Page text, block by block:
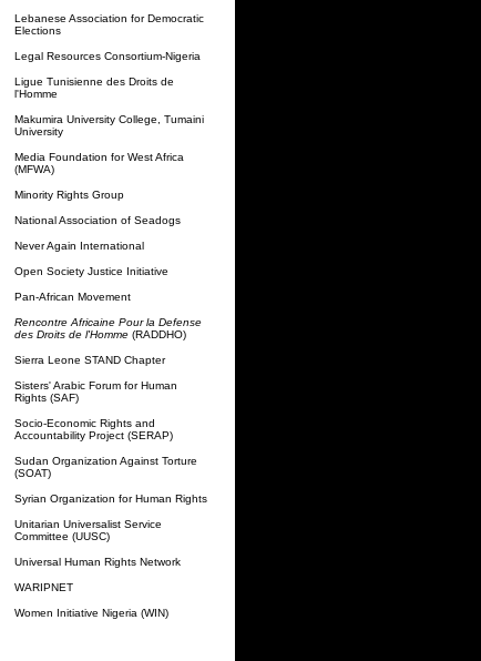
Lebanese Association for Democratic
Elections
Legal Resources Consortium-Nigeria
Ligue Tunisienne des Droits de
l'Homme
Makumira University College, Tumaini
University
Media Foundation for West Africa
(MFWA)
Minority Rights Group
National Association of Seadogs
Never Again International
Open Society Justice Initiative
Pan-African Movement
Rencontre Africaine Pour la Defense
des Droits de l'Homme (RADDHO)
Sierra Leone STAND Chapter
Sisters' Arabic Forum for Human
Rights (SAF)
Socio-Economic Rights and
Accountability Project (SERAP)
Sudan Organization Against Torture
(SOAT)
Syrian Organization for Human Rights
Unitarian Universalist Service
Committee (UUSC)
Universal Human Rights Network
WARIPNET
Women Initiative Nigeria (WIN)